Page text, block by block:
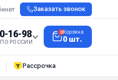
Заказать звонок
16-98
РОССИИ
0Корзина
0 шт.
Рассрочка